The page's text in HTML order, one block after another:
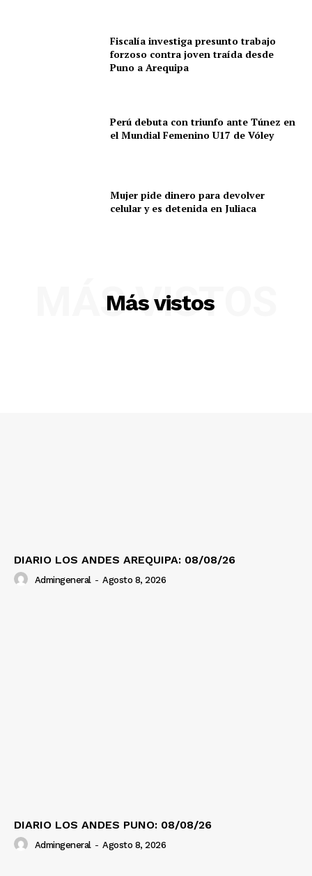
Fiscalía investiga presunto trabajo
forzoso contra joven traída desde
Puno a Arequipa
Perú debuta con triunfo ante Túnez en
el Mundial Femenino U17 de Vóley
Mujer pide dinero para devolver
celular y es detenida en Juliaca
Más vistos
MÁS VISTOS
DIARIO LOS ANDES AREQUIPA: 08/08/26
Admingeneral - Agosto 8, 2026
DIARIO LOS ANDES PUNO: 08/08/26
Admingeneral - Agosto 8, 2026